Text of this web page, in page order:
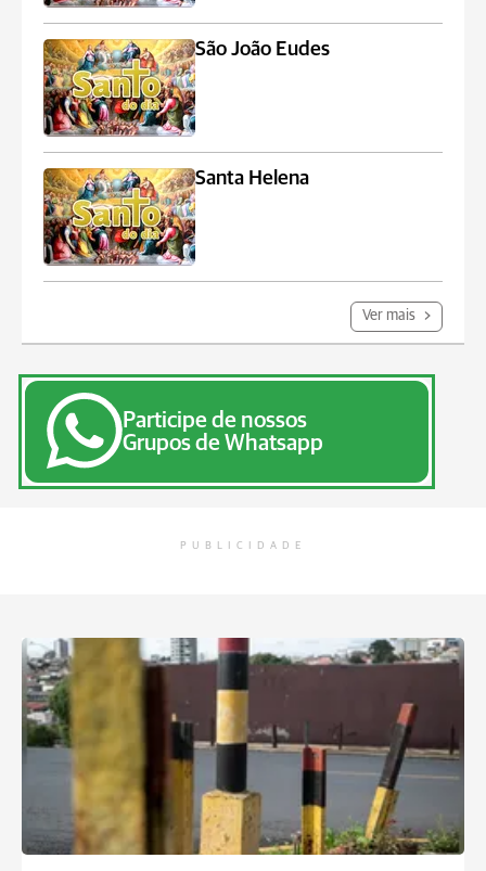
São João Eudes
Santa Helena
Ver mais
Participe de nossos
Grupos de Whatsapp
PUBLICIDADE